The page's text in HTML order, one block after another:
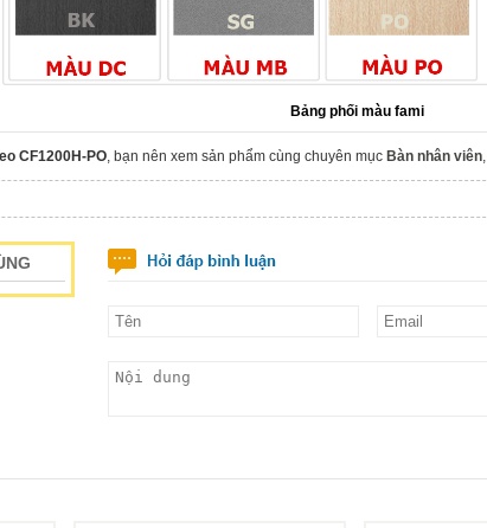
Bảng phối màu fami
CF1200H-PO, bạn nên xem sản phẩm cùng chuyên mục Bàn nhân viên,